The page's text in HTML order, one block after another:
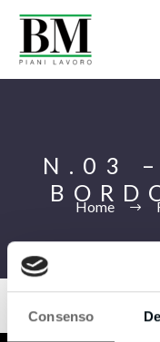
Consenso
N.03 –
Home